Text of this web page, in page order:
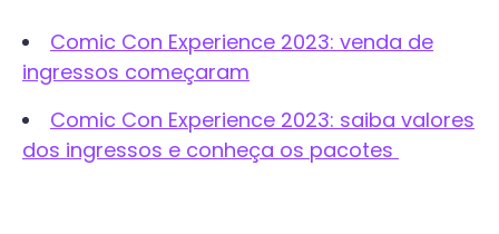
Comic Con Experience 2023: venda de
ingressos começaram
Comic Con Experience 2023: saiba valores
dos ingressos e conheça os pacotes